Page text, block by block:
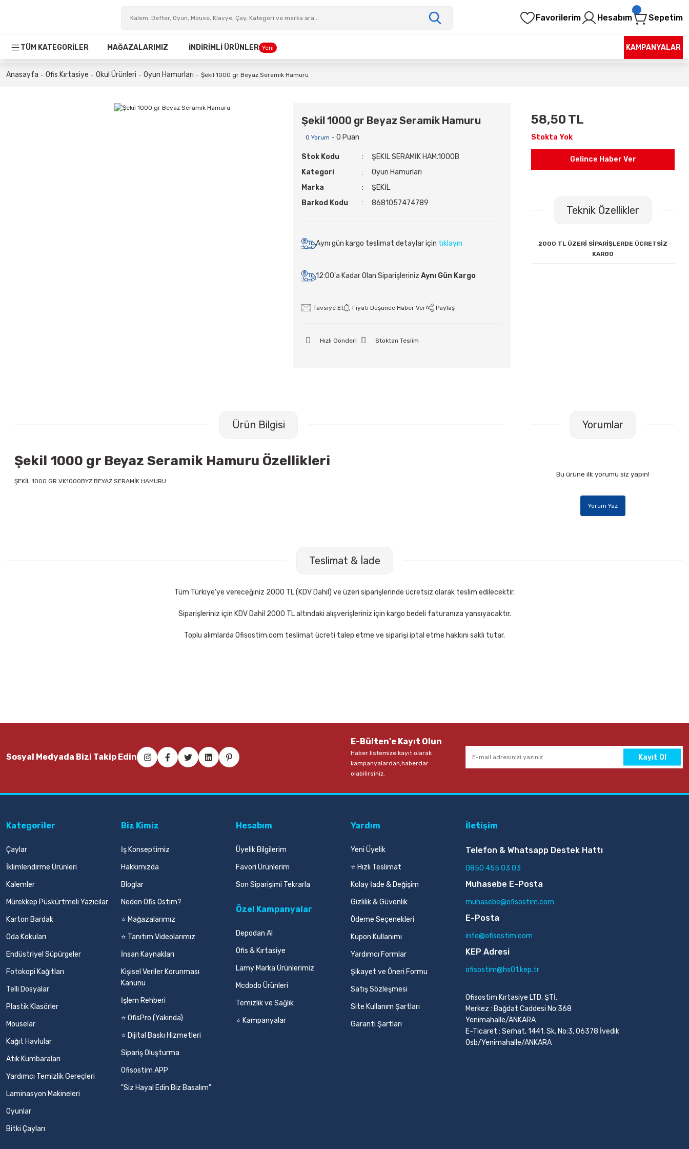
Favorilerim Hesabım Sepetim
TÜM KATEGORİLER MAĞAZALARIMIZ İNDİRİMLİ ÜRÜNLER Yeni KAMPANYALAR
Anasayfa Ofis Kırtasiye Okul Ürünleri Oyun Hamurları Şekil 1000 gr Beyaz Seramik Hamuru
Şekil 1000 gr Beyaz Seramik Hamuru
0 Yorum - 0 Puan
Stok Kodu
ŞEKİL SERAMİK HAM.1000B
Kategori
Oyun Hamurları
Marka
ŞEKİL
Barkod Kodu
8681057474789
Aynı gün kargo teslimat detaylar için tıklayın
12:00'a Kadar Olan Siparişleriniz Aynı Gün Kargo
Tavsiye Et Fiyatı Düşünce Haber Ver Paylaş
Hızlı Gönderi Stoktan Teslim
58,50 TL
Stokta Yok
Gelince Haber Ver
Teknik Özellikler
2000 TL ÜZERİ SİPARİŞLERDE ÜCRETSİZ
KARGO
Ürün Bilgisi
Şekil 1000 gr Beyaz Seramik Hamuru Özellikleri
ŞEKİL 1000 GR VK1000BYZ BEYAZ SERAMİK HAMURU
Yorumlar
Bu ürüne ilk yorumu siz yapın!
Yorum Yaz
Teslimat & İade
Tüm Türkiye'ye vereceğiniz 2000 TL (KDV Dahil) ve üzeri siparişlerinde ücretsiz olarak teslim edilecektir.
Siparişleriniz için KDV Dahil 2000 TL altındaki alışverişleriniz için kargo bedeli faturanıza yansıyacaktır.
Toplu alımlarda Ofisostim.com teslimat ücreti talep etme ve siparişi iptal etme hakkını saklı tutar.
Sosyal Medyada Bizi Takip Edin
E-Bülten'e Kayıt Olun
Haber listemize kayıt olarak
kampanyalardan,haberdar
olabilirsiniz.
Kayıt Ol
Kategoriler
Çaylar
İklimlendirme Ürünleri
Kalemler
Mürekkep Püskürtmeli Yazıcılar
Karton Bardak
Oda Kokuları
Endüstriyel Süpürgeler
Fotokopi Kağıtları
Telli Dosyalar
Plastik Klasörler
Mouselar
Kağıt Havlular
Atık Kumbaraları
Yardımcı Temizlik Gereçleri
Laminasyon Makineleri
Oyunlar
Bitki Çayları
Biz Kimiz
İş Konseptimiz
Hakkımızda
Bloglar
Neden Ofis Ostim?
⭐ Mağazalarımız
⭐ Tanıtım Videolarımız
İnsan Kaynakları
Kişisel Veriler Korunması
Kanunu
İşlem Rehberi
⭐ OfisPro (Yakında)
⭐ Dijital Baskı Hizmetleri
Sipariş Oluşturma
Ofisostim APP
"Siz Hayal Edin Biz Basalım"
Hesabım
Üyelik Bilgilerim
Favori Ürünlerim
Son Siparişimi Tekrarla
Özel Kampanyalar
Depodan Al
Ofis & Kırtasiye
Lamy Marka Ürünlerimiz
Mcdodo Ürünleri
Temizlik ve Sağlık
⭐ Kampanyalar
Yardım
Yeni Üyelik
⭐ Hızlı Teslimat
Kolay İade & Değişim
Gizlilik & Güvenlik
Ödeme Seçenekleri
Kupon Kullanımı
Yardımcı Formlar
Şikayet ve Öneri Formu
Satış Sözleşmesi
Site Kullanım Şartları
Garanti Şartları
İletişim
Telefon & Whatsapp Destek Hattı
0850 455 03 03
Muhasebe E-Posta
muhasebe@ofisostim.com
E-Posta
info@ofisostim.com
KEP Adresi
ofisostim@hs01.kep.tr
Ofisostim Kırtasiye LTD. ŞTİ.
Merkez : Bağdat Caddesi No:368
Yenimahalle/ANKARA
E-Ticaret : Serhat, 1441. Sk. No:3, 06378 İvedik
Osb/Yenimahalle/ANKARA